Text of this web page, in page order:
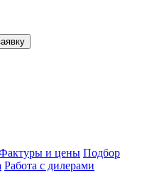
и цены Подбор
Работа с дилерами